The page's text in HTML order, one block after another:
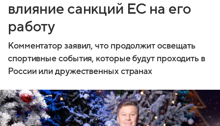
влияние санкций ЕС на его
работу
Комментатор заявил, что продолжит освещать
спортивные события, которые будут проходить в
России или дружественных странах